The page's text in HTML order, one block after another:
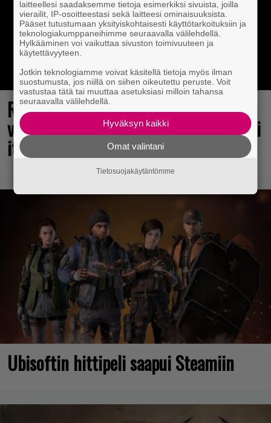
Rakastettu julkaisija täyttää 40
vuotta, valtavat alet käynnissä – hanki
itsellesi klassikoita pikkurahalla
Ubisoftin hittipeli saapui Steamiin
laitteellesi saadaksemme tietoja esimerkiksi sivuista, joilla
vierailit, IP-osoitteestasi sekä laitteesi ominaisuuksista.
Pääset tutustumaan yksityiskohtaisesti käyttötarkoituksiin ja
teknologiakumppaneihimme seuraavalla välilehdellä.
Hylkääminen voi vaikuttaa sivuston toimivuuteen ja
käytettävyyteen.
Jotkin teknologiamme voivat käsitellä tietoja myös ilman
suostumusta, jos niillä on siihen oikeutettu peruste. Voit
vastustaa tätä tai muuttaa asetuksiasi milloin tahansa
seuraavalla välilehdellä.
Hyväksyn kaikki
Omat valintani
Tietosuojakäytäntömme